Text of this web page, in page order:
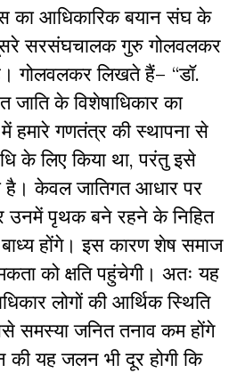
का आधिकारिक बयान संघ के
सरसंघचालक गुरु गोलवलकर
गोलवलकर लिखते हैं– “डॉ.
के विशेषाधिकार का
हमारे गणतंत्र की स्थापना से
के लिए किया था, परंतु इसे
है। केवल जातिगत आधार पर
उनमें पृथक बने रहने के निहित
बाध्य होंगे। इस कारण शेष समाज
को क्षति पहुंचेगी। अतः यह
लोगों की आर्थिक स्थिति
समस्या जनित तनाव कम होंगे
यह जलन भी दूर होगी कि